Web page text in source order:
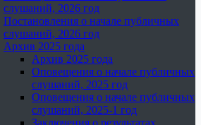
слушаний, 2026 год
Постановления о начале публичных
слушаний, 2026 год
Архив 2025 года
Архив 2025 года
Оповещения о начале публичных
слушаний, 2025 год
Оповещения о начале публичных
слушаний, 2025-1 год
Заключения о результатах